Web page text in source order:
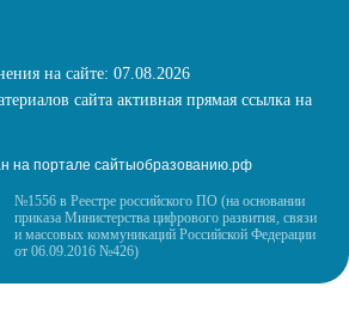
на сайте: 07.08.2026
сайта активная прямая ссылка на
на портале сайтыобразованию.рф
№1556 в Реестре российского ПО (на основании
приказа Министерства цифрового развития, связи
и массовых коммуникаций Российской Федерации
от 06.09.2016 №426)